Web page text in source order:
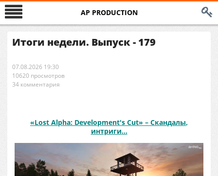
AP PRODUCTION
Итоги недели. Выпуск - 179
07.08.2026 19:30
10620 просмотров
34 комментария
«Lost Alpha: Development's Cut» – Скандалы,
интриги…